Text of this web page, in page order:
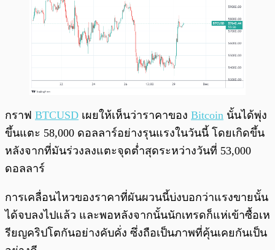
กราฟ BTCUSD เผยให้เห็นว่าราคาของ Bitcoin นั้นได้พุ่ง
ขึ้นแตะ 58,000 ดอลลาร์อย่างรุนแรงในวันนี้ โดยเกิดขึ้น
หลังจากที่มันร่วงลงแตะจุดต่ำสุดระหว่างวันที่ 53,000
ดอลลาร์
การเคลื่อนไหวของราคาที่ผันผวนนี้บ่งบอกว่าแรงขายนั้น
ได้จบลงไปแล้ว และพอหลังจากนั้นนักเทรดก็แห่เข้าซื้อเห
รียญคริปโตกันอย่างคับคั่ง ซึ่งถือเป็นภาพที่คุ้นเคยกันเป็น